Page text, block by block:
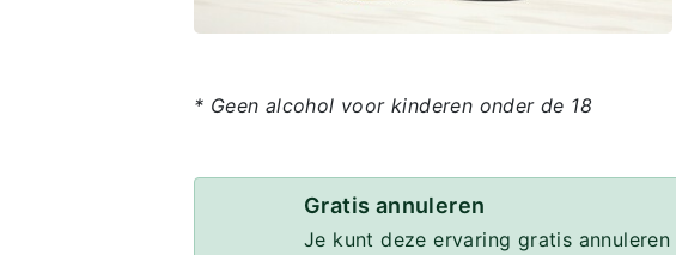
* Geen alcohol voor kinderen onder de 18
Gratis annuleren
Je kunt deze ervaring gratis